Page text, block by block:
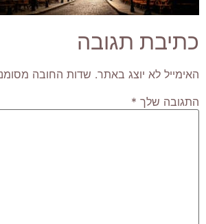
כתיבת תגובה
האימייל לא יוצג באתר. שדות החובה
התגובה שלך *